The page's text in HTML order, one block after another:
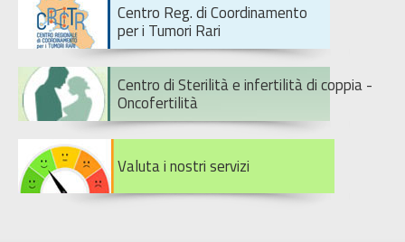
Centro Reg. di Coordinamento
per i Tumori Rari
Centro di Sterilità e infertilità di coppia -
Oncofertilità
Valuta i nostri servizi